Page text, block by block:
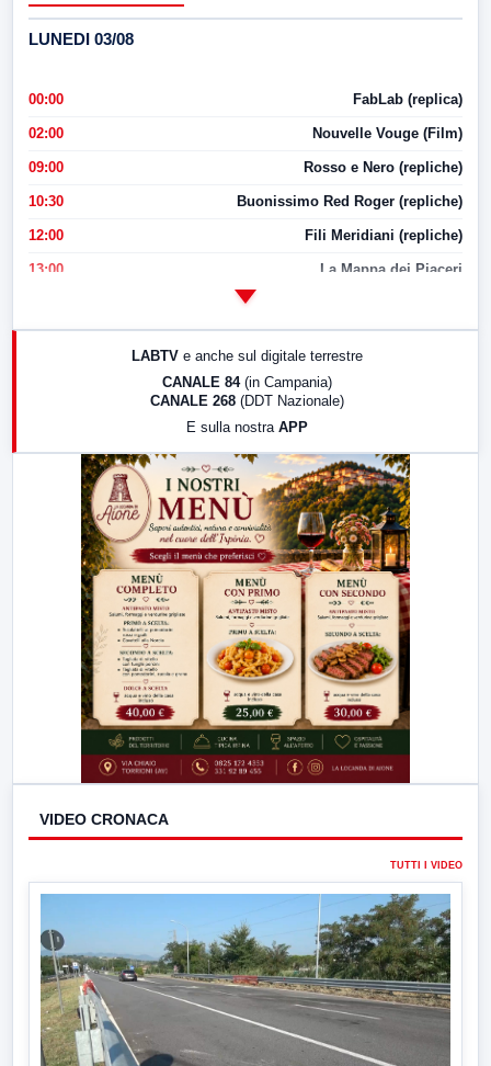
LUNEDI 03/08
00:00 FabLab (replica)
02:00 Nouvelle Vouge (Film)
09:00 Rosso e Nero (repliche)
10:30 Buonissimo Red Roger (repliche)
12:00 Fili Meridiani (repliche)
13:00 La Mappa dei Piaceri
LabNews (replica)
LABTV e anche sul digitale terrestre
CANALE 84 (in Campania)
CANALE 268 (DDT Nazionale)
E sulla nostra APP
VIDEO CRONACA
TUTTI I VIDEO